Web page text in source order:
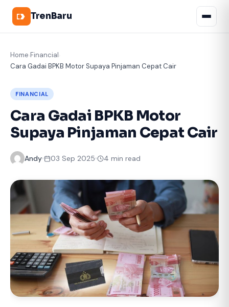
TrenBaru
Home Financial
Cara Gadai BPKB Motor Supaya Pinjaman Cepat Cair
FINANCIAL
Cara Gadai BPKB Motor
Supaya Pinjaman Cepat Cair
Andy 03 Sep 2025 4 min read